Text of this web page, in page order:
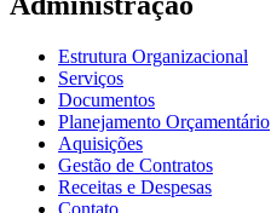
Estrutura Organizacional
Serviços
Documentos
Planejamento Orçamentário
Aquisições
Gestão de Contratos
Receitas e Despesas